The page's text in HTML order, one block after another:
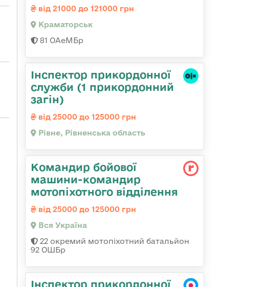
від 21000 до 121000 грн
Краматорськ
81 ОАеМБр
Інспектор прикордонної
служби (1 прикордонний
загін)
від 25000 до 125000 грн
Рівне, Рівненська область
Командир бойової
машини-командир
мотопіхотного відділення
від 25000 до 125000 грн
Вся Україна
22 окремий мотопіхотний батальйон
92 ОШБр
Інспектор прикордонної